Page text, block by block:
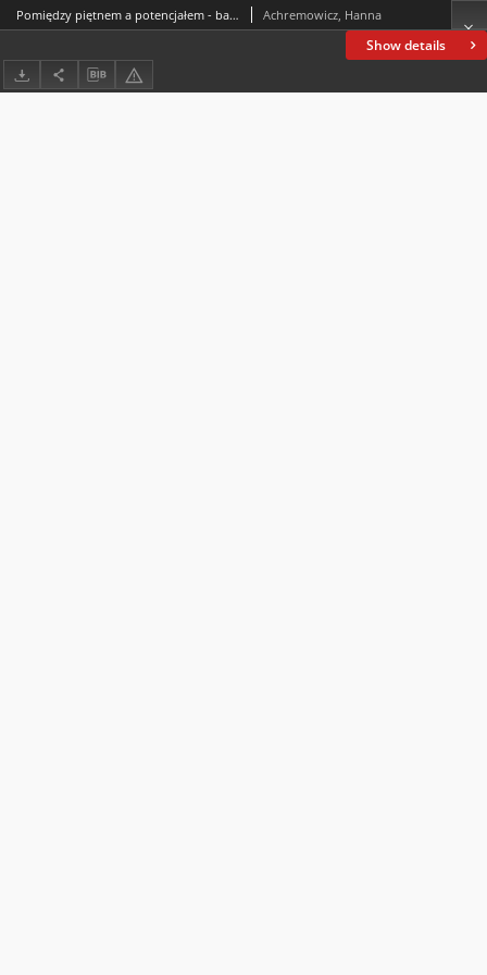
Show details
Pomiędzy piętnem a potencjałem - badania w działaniu (action research) w społeczności dotkniętej wykluczeniem Achremowicz, Hanna